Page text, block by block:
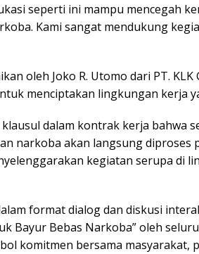
seperti ini mampu mencegah
Kami sangat mendukung
oleh Joko R. Utomo dari PT.
menciptakan lingkungan kerja
dalam kontrak kerja bahwa
narkoba akan langsung diproses
kegiatan serupa di
format dialog dan diskusi
Bayur Bebas Narkoba” oleh
komitmen bersama masyarakat,